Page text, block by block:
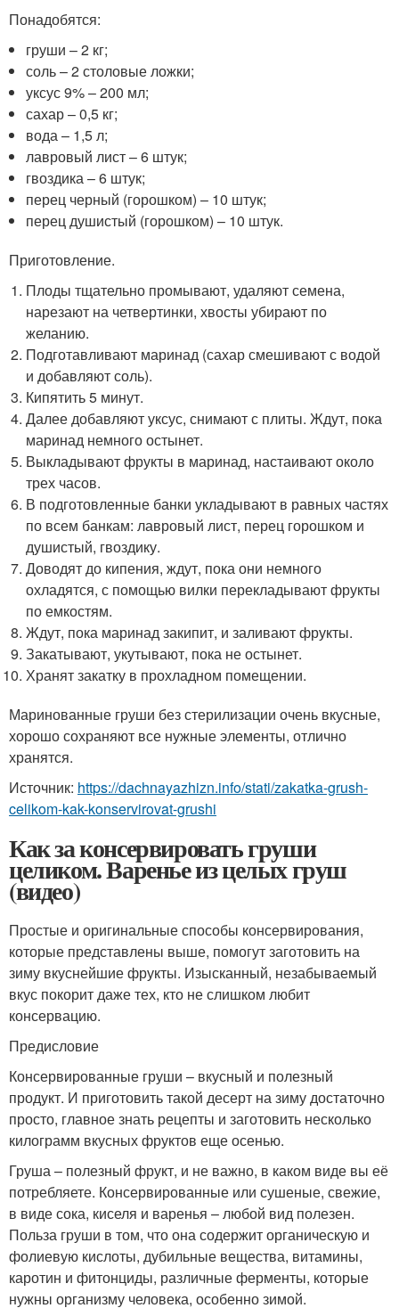
Понадобятся:
груши – 2 кг;
соль – 2 столовые ложки;
уксус 9% – 200 мл;
сахар – 0,5 кг;
вода – 1,5 л;
лавровый лист – 6 штук;
гвоздика – 6 штук;
перец черный (горошком) – 10 штук;
перец душистый (горошком) – 10 штук.
Приготовление.
Плоды тщательно промывают, удаляют семена,
нарезают на четвертинки, хвосты убирают по
желанию.
Подготавливают маринад (сахар смешивают с водой
и добавляют соль).
Кипятить 5 минут.
Далее добавляют уксус, снимают с плиты. Ждут, пока
маринад немного остынет.
Выкладывают фрукты в маринад, настаивают около
трех часов.
В подготовленные банки укладывают в равных частях
по всем банкам: лавровый лист, перец горошком и
душистый, гвоздику.
Доводят до кипения, ждут, пока они немного
охладятся, с помощью вилки перекладывают фрукты
по емкостям.
Ждут, пока маринад закипит, и заливают фрукты.
Закатывают, укутывают, пока не остынет.
Хранят закатку в прохладном помещении.
Маринованные груши без стерилизации очень вкусные,
хорошо сохраняют все нужные элементы, отлично
хранятся.
Источник: https://dachnayazhizn.info/stati/zakatka-grush-
celikom-kak-konservirovat-grushi
Как за консервировать груши
целиком. Варенье из целых груш
(видео)
Простые и оригинальные способы консервирования,
которые представлены выше, помогут заготовить на
зиму вкуснейшие фрукты. Изысканный, незабываемый
вкус покорит даже тех, кто не слишком любит
консервацию.
Предисловие
Консервированные груши – вкусный и полезный
продукт. И приготовить такой десерт на зиму достаточно
просто, главное знать рецепты и заготовить несколько
килограмм вкусных фруктов еще осенью.
Груша – полезный фрукт, и не важно, в каком виде вы её
потребляете. Консервированные или сушеные, свежие,
в виде сока, киселя и варенья – любой вид полезен.
Польза груши в том, что она содержит органическую и
фолиевую кислоты, дубильные вещества, витамины,
каротин и фитонциды, различные ферменты, которые
нужны организму человека, особенно зимой.